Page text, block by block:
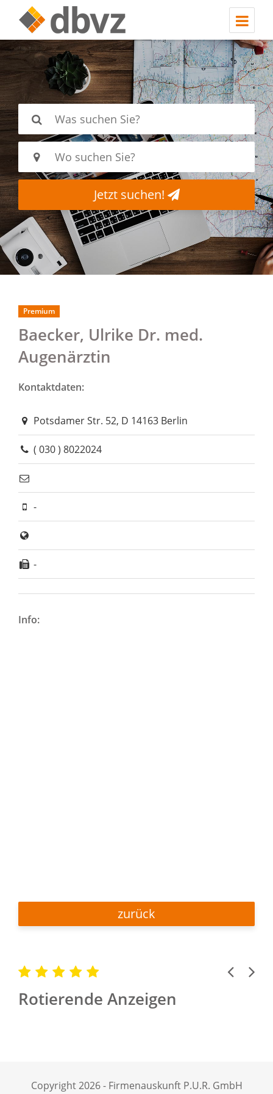
Jetzt suchen!
Baecker, Ulrike Dr. med.
Augenärztin
Premium
Kontaktdaten:
Potsdamer Str. 52, D 14163 Berlin
( 030 ) 8022024
-
-
Info:
zurück
Rotierende Anzeigen
Previous
Next
Copyright 2026 - Firmenauskunft P.U.R. GmbH